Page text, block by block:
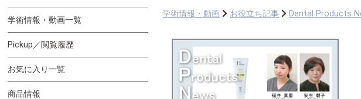
学術情報・動画一覧
Pickup／閲覧履歴
お気に入り一覧
商品情報
学術情報・動画 お役立ち記事 Dental Products